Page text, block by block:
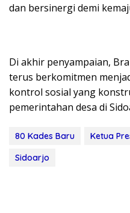
dan bersinergi demi
Di akhir penyampaian,
terus berkomitmen
kontrol sosial yang
pemerintahan desa di
80 Kades Baru Ketua
Sidoarjo